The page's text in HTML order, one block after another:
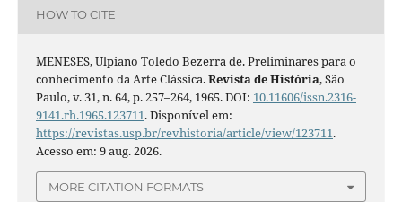
HOW TO CITE
MENESES, Ulpiano Toledo Bezerra de. Preliminares para o
conhecimento da Arte Clássica.Revista de História, São
Paulo, v. 31, n. 64, p. 257–264, 1965. DOI: 10.11606/issn.2316-
9141.rh.1965.123711. Disponível em:
https://revistas.usp.br/revhistoria/article/view/123711.
Acesso em: 9 aug. 2026.
MORE CITATION FORMATS